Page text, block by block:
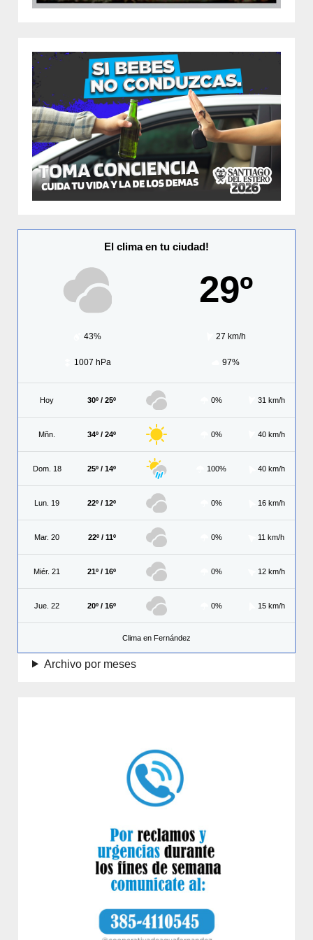
El clima en tu ciudad!
29º
43% 27 km/h
1007 hPa 97%
Hoy 30º / 25º 0% 31 km/h
Mñn. 34º / 24º 0% 40 km/h
Dom. 18 25º / 14º 100% 40 km/h
Lun. 19 22º / 12º 0% 16 km/h
Mar. 20 22º / 11º 0% 11 km/h
Miér. 21 21º / 16º 0% 12 km/h
Jue. 22 20º / 16º 0% 15 km/h
Clima en Fernández
Archivo por meses